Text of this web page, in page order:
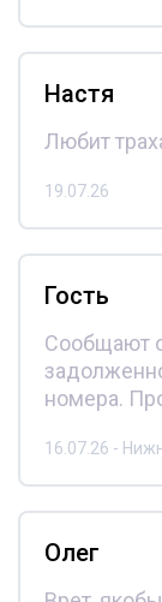
Настя
Любит
19.07.26
Гость
Сообщают
номера.
16.07.26 -
Олег